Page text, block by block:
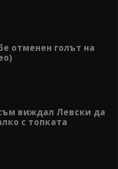
отменен голът на
виждал Левски да
с топката